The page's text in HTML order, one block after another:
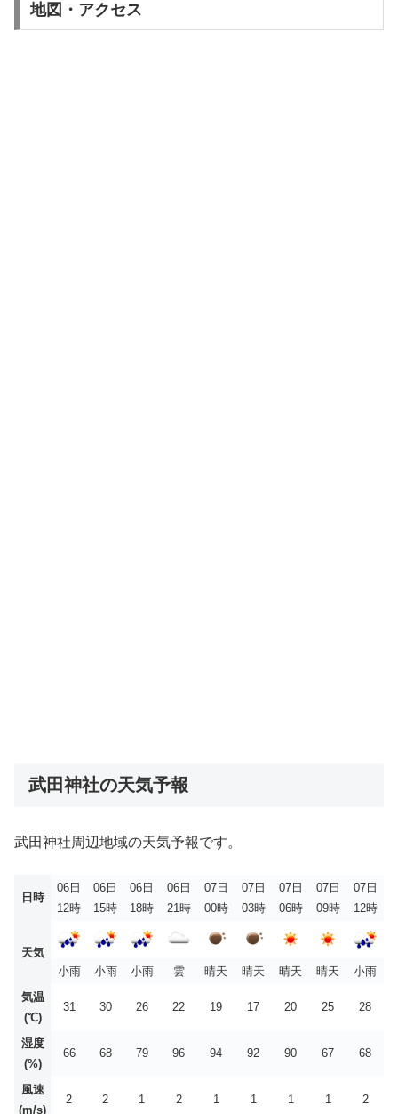
地図・アクセス
武田神社の天気予報
武田神社周辺地域の天気予報です。
日時
06日
12時
06日
15時
06日
18時
06日
21時
07日
00時
07日
03時
07日
06時
07日
09時
07日
12時
天気
小雨
小雨 小雨 雲 晴天 晴天 晴天 晴天
小雨
気温
(℃)
31 30 26 22 19 17 20 25 28
湿度
(%)
66 68 79 96 94 92 90 67 68
風速
(m/s)
2 2 1 2 1 1 1 1 2